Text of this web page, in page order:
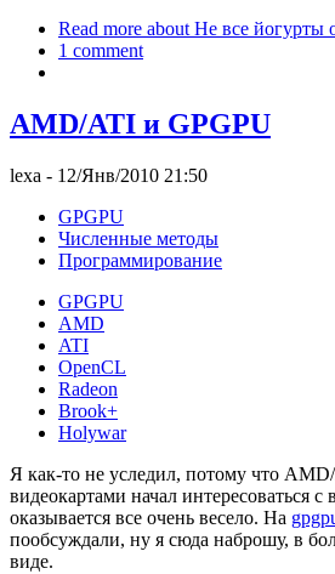
Read more about Не все йогурты
1 comment
AMD/ATI и GPGPU
lexa - 12/Янв/2010 21:50
GPGPU
Численные методы
Программирование
GPGPU
AMD
ATI
OpenCL
Radeon
Brook+
Holywar
Я как-то не уследил, потому что
видеокартами начал интересоваться
оказывается все очень весело. На
пообсуждали, ну я сюда наброшу, в
виде.